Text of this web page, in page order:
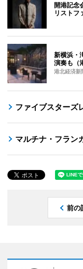
開港記念
リストフ
新横浜・
演奏も（
港北経済新
ファイブスターズ
マルチナ・フラン
前の